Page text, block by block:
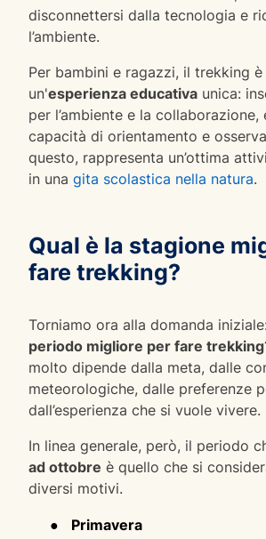
disconnettersi dalla tecnologia e
l’ambiente.
Per bambini e ragazzi, il trekking è
un'esperienza educativa unica:
per l’ambiente e la collaborazione,
capacità di orientamento e
questo, rappresenta un’ottima
in una gita scolastica nella natura.
Qual è la stagione
fare trekking?
Torniamo ora alla domanda
periodo migliore per fare trekking
molto dipende dalla meta, dalle
meteorologiche, dalle preferenze
dall’esperienza che si vuole vivere.
In linea generale, però, il periodo
ad ottobre è quello che si
diversi motivi.
●
Primavera